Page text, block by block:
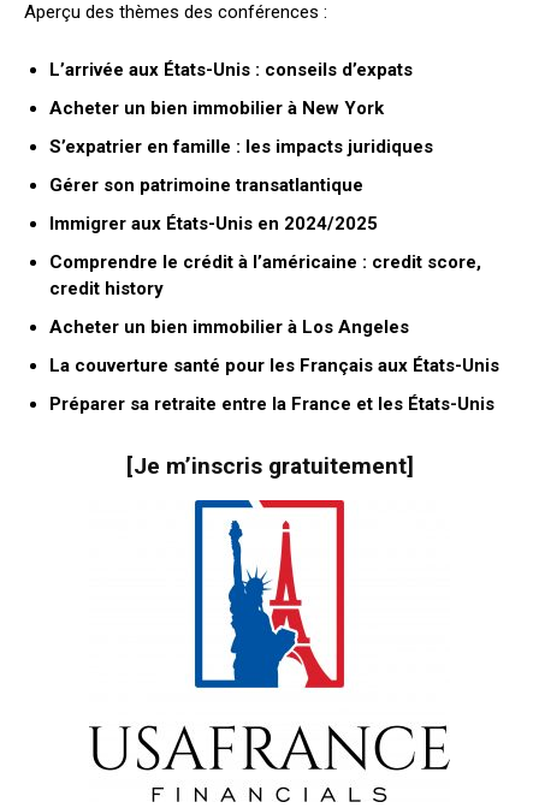
Aperçu des thèmes des conférences :
L’arrivée aux États-Unis : conseils d’expats
Acheter un bien immobilier à New York
S’expatrier en famille : les impacts juridiques
Gérer son patrimoine transatlantique
Immigrer aux États-Unis en 2024/2025
Comprendre le crédit à l’américaine : credit score,
credit history
Acheter un bien immobilier à Los Angeles
La couverture santé pour les Français aux États-Unis
Préparer sa retraite entre la France et les États-Unis
[Je m’inscris gratuitement]